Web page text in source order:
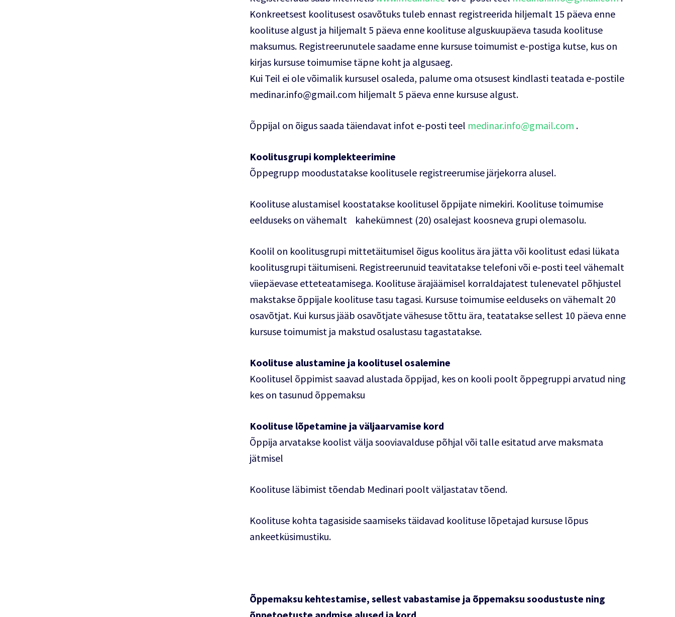
Konkreetsest koolitusest osavõtuks tuleb ennast registreerida hiljemalt 15 päeva enne
koolituse algust ja hiljemalt 5 päeva enne koolituse alguskuupäeva tasuda koolituse
maksumus. Registreerunutele saadame enne kursuse toimumist e-postiga kutse, kus on
kirjas kursuse toimumise täpne koht ja algusaeg.
Kui Teil ei ole võimalik kursusel osaleda, palume oma otsusest kindlasti teatada e-postile
medinar.info@gmail.com hiljemalt 5 päeva enne kursuse algust.
Õppijal on õigus saada täiendavat infot e-posti teel medinar.info@gmail.com .
Koolitusgrupi komplekteerimine
Õppegrupp moodustatakse koolitusele registreerumise järjekorra alusel.
Koolituse alustamisel koostatakse koolitusel õppijate nimekiri. Koolituse toimumise
eelduseks on vähemalt kahekümnest (20) osalejast koosneva grupi olemasolu.
Koolil on koolitusgrupi mittetäitumisel õigus koolitus ära jätta või koolitust edasi lükata
koolitusgrupi täitumiseni. Registreerunuid teavitatakse telefoni või e-posti teel vähemalt
viiepäevase etteteatamisega. Koolituse ärajäämisel korraldajatest tulenevatel põhjustel
makstakse õppijale koolituse tasu tagasi. Kursuse toimumise eelduseks on vähemalt 20
osavõtjat. Kui kursus jääb osavõtjate vähesuse tõttu ära, teatatakse sellest 10 päeva enne
kursuse toimumist ja makstud osalustasu tagastatakse.
Koolituse alustamine ja koolitusel osalemine
Koolitusel õppimist saavad alustada õppijad, kes on kooli poolt õppegruppi arvatud ning
kes on tasunud õppemaksu
Koolituse lõpetamine ja väljaarvamise kord
Õppija arvatakse koolist välja sooviavalduse põhjal või talle esitatud arve maksmata
jätmisel
Koolituse läbimist tõendab Medinari poolt väljastatav tõend.
Koolituse kohta tagasiside saamiseks täidavad koolituse lõpetajad kursuse lõpus
ankeetküsimustiku.
Õppemaksu kehtestamise, sellest vabastamise ja õppemaksu soodustuste ning